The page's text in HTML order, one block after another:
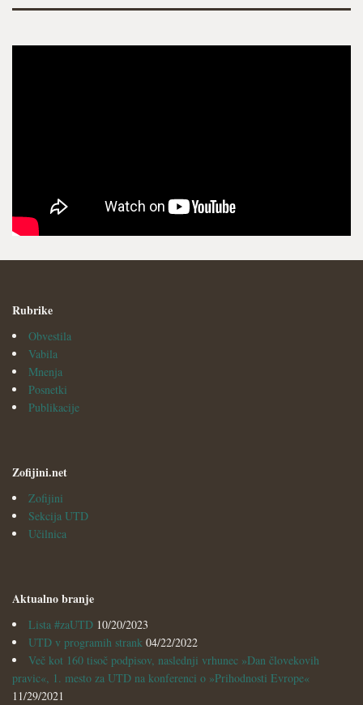
Rubrike
Obvestila
Vabila
Mnenja
Posnetki
Publikacije
Zofijini.net
Zofijini
Sekcija UTD
Učilnica
Aktualno branje
Lista #zaUTD 10/20/2023
UTD v programih strank 04/22/2022
Več kot 160 tisoč podpisov, naslednji vrhunec »Dan človekovih
pravic«, 1. mesto za UTD na konferenci o »Prihodnosti Evrope«
11/29/2021